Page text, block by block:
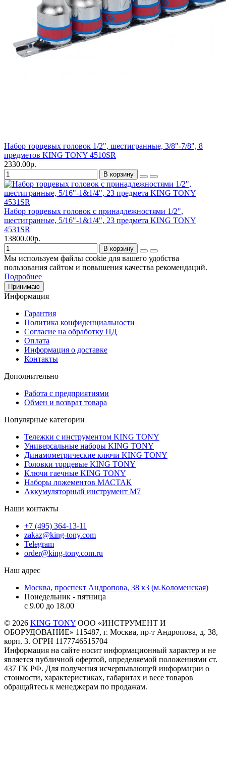
Набор торцевых головок 1/2", шестигранные, 3/8"-7/8", 8
предметов KING TONY 4510SR
2330.00р.
В корзину
Набор торцевых головок с принадлежностями 1/2",
шестигранные, 5/16"-1&1/4", 23 предмета KING TONY
4531SR
13800.00р.
В корзину
Мы используем файлы cookie для вашего удобства
пользования сайтом и повышения качества рекомендаций.
Подробнее
Принимаю
Информация
Гарантия
Политика конфиденциальности
Согласие на обработку ПД
Оплата
Информация о доставке
Контакты
Дополнительно
Работа с предприятиями
Обмен и возврат товара
Популярные категории
Тележки с инструментом KING TONY
Универсальные наборы KING TONY
Динамометрические ключи KING TONY
Головки торцевые KING TONY
Ключи гаечные KING TONY
Наборы ложементов МАСТАК
Аккумуляторный инструмент M7
Наши контакты
+7 (495) 364-13-11
zakaz@king-tony.com
Telegram
order@king-tony.com.ru
Наш адрес
Москва, проспект Андропова, 38 к3 (м.Коломенская)
Понедельник - пятница
c 9.00 до 18.00
© 2026 KING TONY ООО «ИНСТРУМЕНТ И
ОБОРУДОВАНИЕ» 115487, г. Москва, пр-т Андропова, д. 38,
корп. 3. ОГРН 1177746515704
Информация на сайте носит информационный характер и не
является публичной офертой, определяемой положениями ст.
437 ГК РФ. Для получения исчерпывающей информации о
стоимости, характеристиках, габаритах и весе товаров
обращайтесь к менеджерам по продажам.